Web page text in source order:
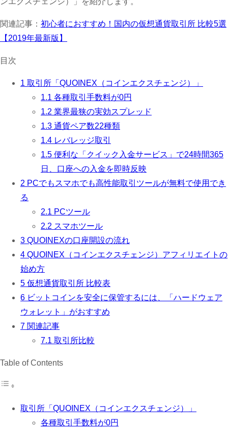
関連記事： 初心者におすすめ！国内の仮想通貨取引所 比較5選
【2019年最新版】
目次
1 取引所「QUOINEX（コインエクスチェンジ）」
1.1 各種取引手数料が0円
1.2 業界最狭の実効スプレッド
1.3 通貨ペア数22種類
1.4 レバレッジ取引
1.5 便利な「クイック入金サービス」で24時間365
日、口座への入金を即時反映
2 PCでもスマホでも高性能取引ツールが無料で使用でき
る
2.1 PCツール
2.2 スマホツール
3 QUOINEXの口座開設の流れ
4 QUOINEX（コインエクスチェンジ）アフィリエイトの
始め方
5 仮想通貨取引所 比較表
6 ビットコインを安全に保管するには、「ハードウェア
ウォレット」がおすすめ
7 関連記事
7.1 取引所比較
Table of Contents
取引所「QUOINEX（コインエクスチェンジ）」
各種取引手数料が0円